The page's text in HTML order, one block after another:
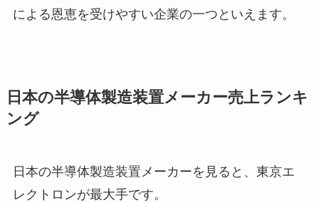
による恩恵を受けやすい企業の一つといえます。
日本の半導体製造装置メーカー売上ランキ
ング
日本の半導体製造装置メーカーを見ると、東京エ
レクトロンが最大手です。